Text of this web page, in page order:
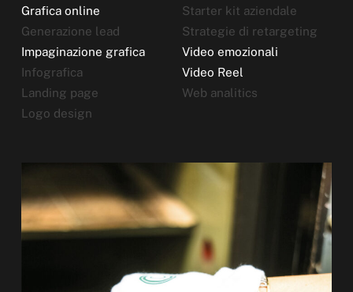
Grafica online
Generazione lead
Impaginazione grafica
Infografica
Landing page
Logo design
Starter kit aziendale
Strategie di retargeting
Video emozionali
Video Reel
Web analitics